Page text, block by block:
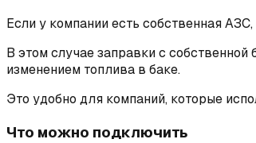
Если у компании есть собственная
В этом случае заправки с
изменением топлива в баке.
Это удобно для компаний, которые
Что можно подключить